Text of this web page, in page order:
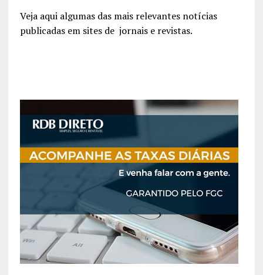
Veja aqui algumas das mais relevantes notícias
publicadas em sites de jornais e revistas.